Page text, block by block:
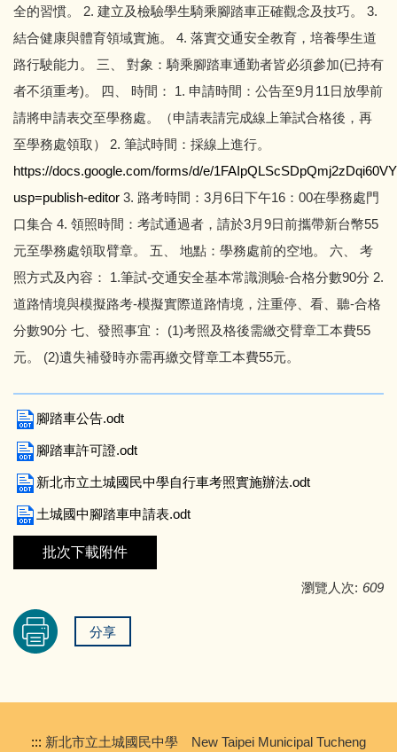
校園行事曆
學校規章彙編
教師及班級課表
學校會議記錄
全的習慣。 2. 建立及檢驗學生騎乘腳踏車正確觀念及技巧。 3.
結合健康與體育領域實施。 4. 落實交通安全教育，培養學生道
路行駛能力。 三、 對象：騎乘腳踏車通勤者皆必須參加(已持有
者不須重考)。 四、 時間： 1. 申請時間：公告至9月11日放學前
請將申請表交至學務處。（申請表請完成線上筆試合格後，再
至學務處領取） 2. 筆試時間：採線上進行。
https://docs.google.com/forms/d/e/
usp=publish-editor 3. 路考時間：3月6日下午16：00在學務處門
口集合 4. 領照時間：考試通過者，請於3月9日前攜帶新台幣55
元至學務處領取臂章。 五、 地點：學務處前的空地。 六、 考
照方式及內容： 1.筆試-交通安全基本常識測驗-合格分數90分 2.
道路情境與模擬路考-模擬實際道路情境，注重停、看、聽-合格
分數90分 七、發照事宜： (1)考照及格後需繳交臂章工本費55
元。 (2)遺失補發時亦需再繳交臂章工本費55元。
腳踏車公告.odt
腳踏車許可證.odt
新北市立土城國民中學自行車考照實施辦法.odt
土城國中腳踏車申請表.odt
批次下載附件
瀏覽人次: 609
分享
::: 新北市立土城國民中學 New Taipei Municipal Tucheng